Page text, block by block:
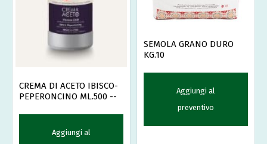
CREMA DI ACETO IBISCO-
PEPERONCINO ML.500 --
Aggiungi al
SEMOLA GRANO DURO
KG.10
Aggiungi al
preventivo